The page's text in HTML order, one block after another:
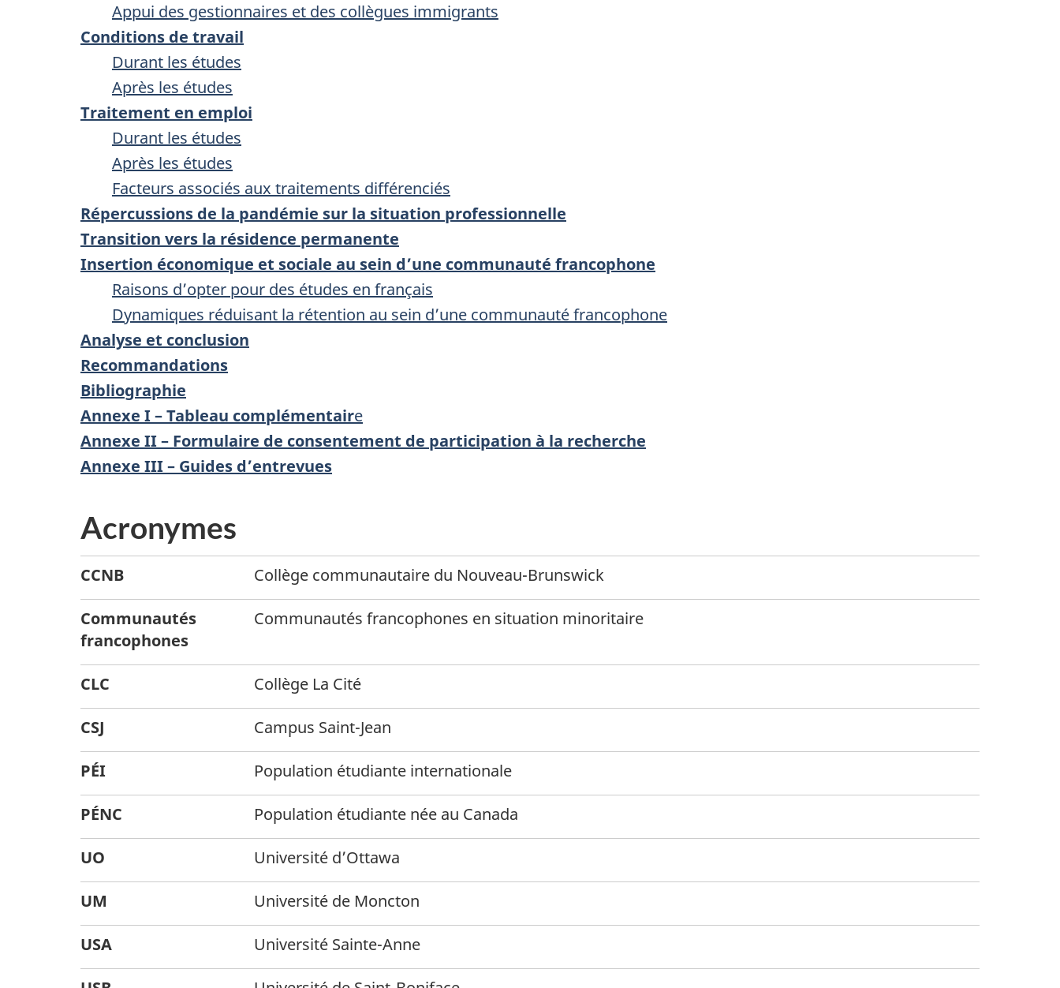
Appui des gestionnaires et des collègues immigrants
Conditions de travail
Durant les études
Après les études
Traitement en emploi
Durant les études
Après les études
Facteurs associés aux traitements différenciés
Répercussions de la pandémie sur la situation professionnelle
Transition vers la résidence permanente
Insertion économique et sociale au sein d’une communauté francophone
Raisons d’opter pour des études en français
Dynamiques réduisant la rétention au sein d’une communauté francophone
Analyse et conclusion
Recommandations
Bibliographie
Annexe I – Tableau complémentaire
Annexe II – Formulaire de consentement de participation à la recherche
Annexe III – Guides d’entrevues
Acronymes
CCNB Collège communautaire du Nouveau-Brunswick
Communautés
francophones
Communautés francophones en situation minoritaire
CLC Collège La Cité
CSJ Campus Saint-Jean
PÉI Population étudiante internationale
PÉNC Population étudiante née au Canada
UO Université d’Ottawa
UM Université de Moncton
USA Université Sainte-Anne